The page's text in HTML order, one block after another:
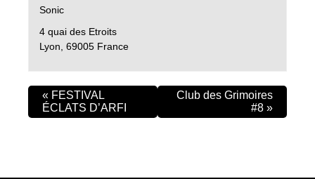
Sonic
4 quai des Etroits
Lyon 69005 France
« FESTIVAL
ÉCLATS D’ARFI
Club des Grimoires
#8 »